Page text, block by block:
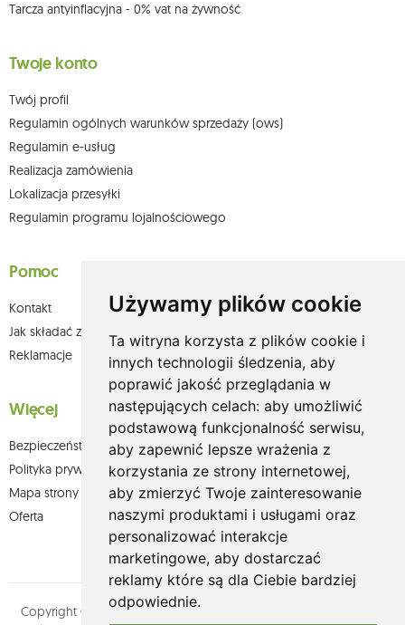
Używamy plików cookie
Ta witryna korzysta z plików cookie i
innych technologii śledzenia, aby
poprawić jakość przeglądania w
następujących celach: aby umożliwić
podstawową funkcjonalność serwisu,
aby zapewnić lepsze wrażenia z
korzystania ze strony internetowej,
aby zmierzyć Twoje zainteresowanie
naszymi produktami i usługami oraz
personalizować interakcje
marketingowe, aby dostarczać
reklamy które są dla Ciebie bardziej
odpowiednie.
Tarcza antyinflacyjna - 0% vat na żywność
Twoje konto
Twój profil
Regulamin ogólnych warunków sprzedaży (ows)
Regulamin e-usług
Realizacja zamówienia
Lokalizacja przesyłki
Regulamin programu lojalnościowego
Pomoc
Kontakt
Jak składać zamówienia w sklepie olium.pl?
Reklamacje
Więcej
Bezpieczeństwo płatności
Polityka prywatności
Mapa strony
Oferta
Copyright © olium.pl. Wszystkie prawa zastrzeżone. Designed by